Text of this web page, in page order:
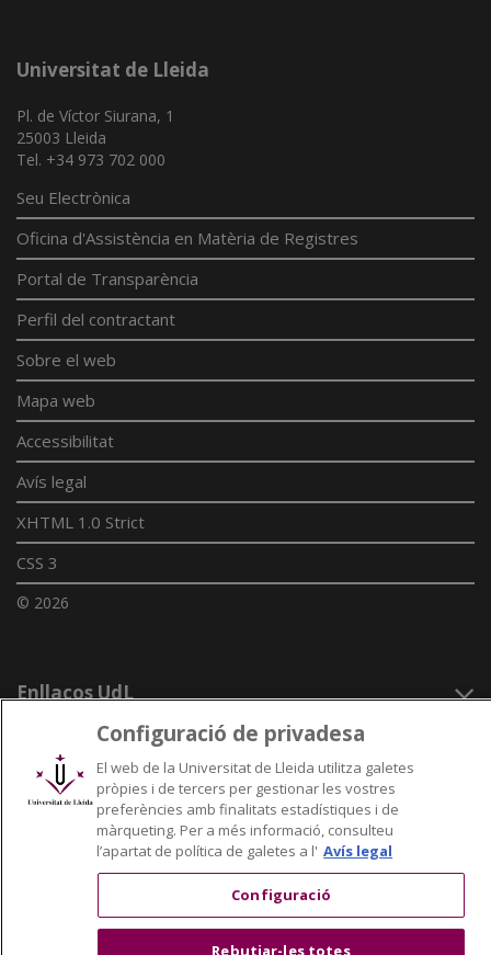
Universitat de Lleida
Pl. de Víctor Siurana, 1
25003 Lleida
Tel. +34 973 702 000
Seu Electrònica
Oficina d'Assistència en Matèria de Registres
Portal de Transparència
Perfil del contractant
Sobre el web
Mapa web
Accessibilitat
Avís legal
XHTML 1.0 Strict
CSS 3
© 2026
Enllaços UdL
Xarxes universitàries
Configuració de privadesa
El web de la Universitat de Lleida utilitza galetes
pròpies i de tercers per gestionar les vostres
preferències amb finalitats estadístiques i de
màrqueting. Per a més informació, consulteu
l’apartat de política de galetes a l' Avís legal
Configuració
Rebutjar-les totes